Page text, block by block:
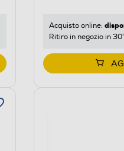
Acquisto online:
Ritiro in negozio in